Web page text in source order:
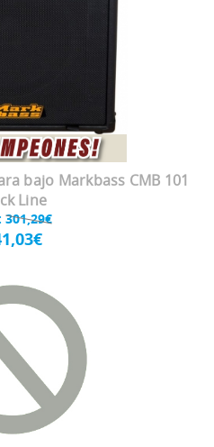
bajo Markbass CMB 101
Line
301,29€